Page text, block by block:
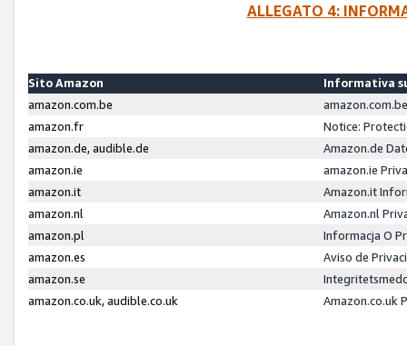
ALLEGATO 4:
Sito Amazon
Informativa
amazon.com.be
amazon.fr
Notice:
amazon.de, audible.de
Amazon.de
amazon.ie
amazon.ie
amazon.it
Amazon.it
amazon.nl
Amazon.nl
amazon.pl
Informacja O
amazon.es
Aviso de
amazon.se
amazon.co.uk, audible.co.uk
Amazon.co.uk